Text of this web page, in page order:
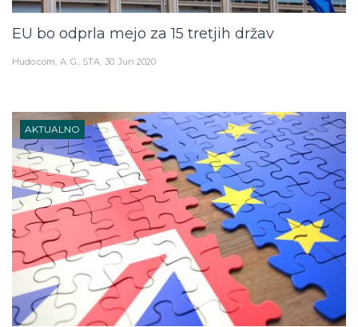
EU bo odprla mejo za 15 tretjih držav
Hudo.com A. G., STA 30. Jun 2020
AKTUALNO